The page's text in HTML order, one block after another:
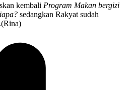
kembali Program Makan bergizi
sedangkan Rakyat sudah